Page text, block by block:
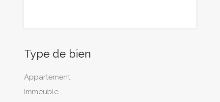
Type de bien
Appartement
Immeuble